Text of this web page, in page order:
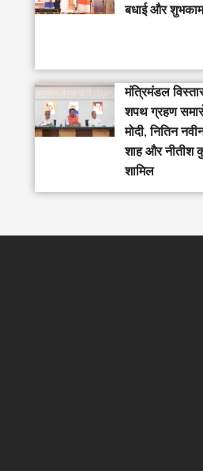
बधाई और
मंत्रिमंडल
शपथ ग्रहण
मोदी, नितिन
शाह और नीतीश
शामिल